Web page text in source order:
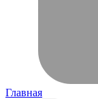
Главная